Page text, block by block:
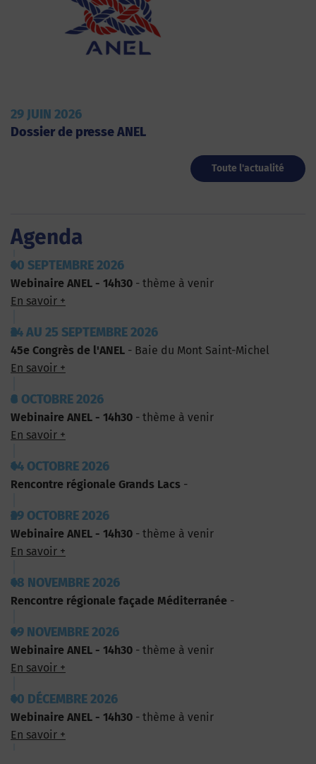
29 JUIN 2026
Dossier de presse ANEL
Toute l'actualité
Agenda
10 SEPTEMBRE 2026
Webinaire ANEL - 14h30 - thème à venir
En savoir +
24 AU 25 SEPTEMBRE 2026
45e Congrès de l'ANEL - Baie du Mont Saint-Michel
En savoir +
8 OCTOBRE 2026
Webinaire ANEL - 14h30 - thème à venir
En savoir +
14 OCTOBRE 2026
Rencontre régionale Grands Lacs -
29 OCTOBRE 2026
Webinaire ANEL - 14h30 - thème à venir
En savoir +
18 NOVEMBRE 2026
Rencontre régionale façade Méditerranée -
19 NOVEMBRE 2026
Webinaire ANEL - 14h30 - thème à venir
En savoir +
10 DÉCEMBRE 2026
Webinaire ANEL - 14h30 - thème à venir
En savoir +